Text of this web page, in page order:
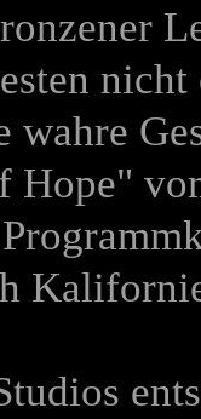
wahre
Hope"